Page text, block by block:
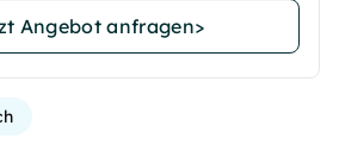
Angebot anfragen>